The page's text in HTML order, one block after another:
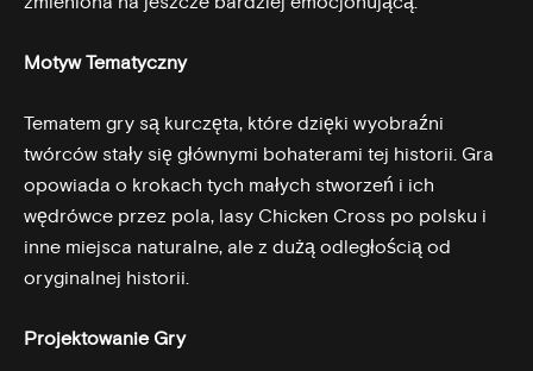
Motyw Tematyczny
Tematem gry są kurczęta, które dzięki wyobraźni
twórców stały się głównymi bohaterami tej historii. Gra
opowiada o krokach tych małych stworzeń i ich
wędrówce przez pola, lasy Chicken Cross po polsku i
inne miejsca naturalne, ale z dużą odległością od
oryginalnej historii.
Projektowanie Gry